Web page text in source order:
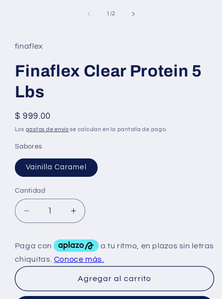
ventana
modal
1 /de
2
finaflex
Finaflex Clear Protein 5
Lbs
Precio
habitual
$ 999.00
Los gastos de envío se calculan en la pantalla de pago.
Sabores
Vainilla Caramel
Cantidad
Reducir
cantidad
Finaflex
Clear
Protein
Lbs
Aumentar
cantidad
para
Finaflex
Clear
Protein
5
Lbs
Agregar al carrito